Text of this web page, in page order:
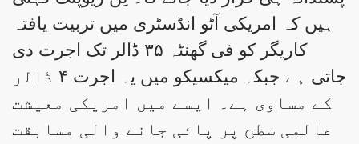
ہیں کہ امریکی آٹو انڈسٹری میں تربیت یافتہ
کاریگر کو فی گھنٹہ ۳۵ ڈالر تک اجرت دی
جاتی ہے جبکہ میکسیکو میں یہ اجرت ۴ ڈالر
کے مساوی ہے۔ ایسے میں امریکی معیشت
عالمی سطح پر پائی جانے والی مسابقت